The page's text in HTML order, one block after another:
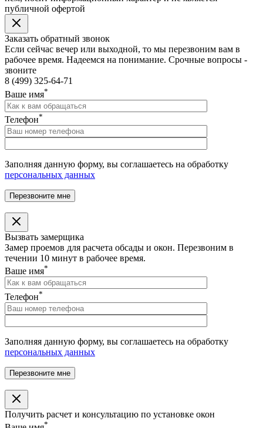
публичной офертой
Заказать обратный звонок
Если сейчас вечер или выходной, то мы перезвоним вам в
рабочее время. Надеемся на понимание. Срочные вопросы -
звоните
8 (499) 325-64-71
Ваше имя*
Телефон*
Заполняя данную форму, вы соглашаетесь на обработку
персональных данных
Вызвать замерщика
Замер проемов для расчета обсады и окон. Перезвоним в
течении 10 минут в рабочее время.
Ваше имя*
Телефон*
Заполняя данную форму, вы соглашаетесь на обработку
персональных данных
Получить расчет и консультацию по установке окон
*